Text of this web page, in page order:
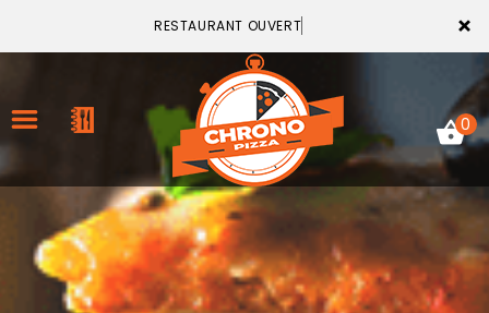
×
RESTAURANT OUVERT
ACCUEIL
LA CARTE
0